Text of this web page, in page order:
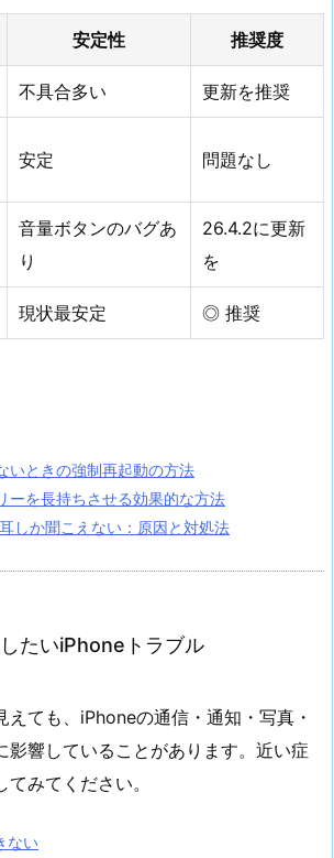
安定性 推奨度
不具合多い 更新を推奨
安定 問題なし
音量ボタンのバグあ
り
26.4.2に更新
を
現状最安定 ◎ 推奨
いときの強制再起動の方法
ーを長持ちさせる効果的な方法
しか聞こえない：原因と対処法
たいiPhoneトラブル
えても、iPhoneの通信・通知・写真・
影響していることがあります。近い症
みてください。
ない